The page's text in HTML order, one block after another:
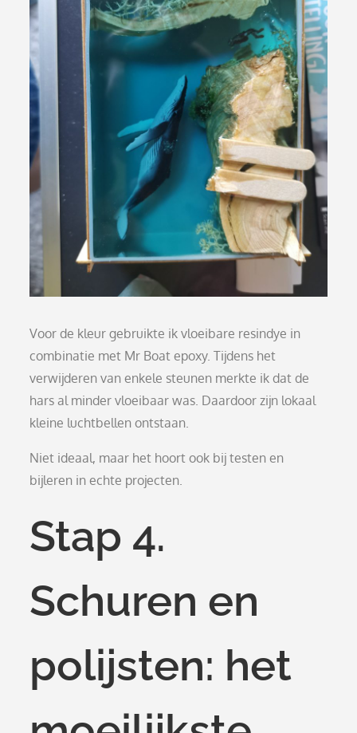
Voor de kleur gebruikte ik vloeibare resindye in
combinatie met Mr Boat epoxy. Tijdens het
verwijderen van enkele steunen merkte ik dat de
hars al minder vloeibaar was. Daardoor zijn lokaal
kleine luchtbellen ontstaan.
Niet ideaal, maar het hoort ook bij testen en
bijleren in echte projecten.
Stap 4.
Schuren en
polijsten: het